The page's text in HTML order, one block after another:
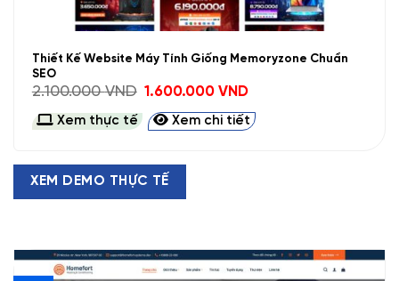
Thiết Kế Website Máy Tính Giống Memoryzone Chuẩn
SEO
2.100.000VND Giá
là:
2.100.000 VND.
1.600.000VNDGiá
tại
là:
Xem thực tế Xem chi tiết
XEM DEMO THỰC TẾ